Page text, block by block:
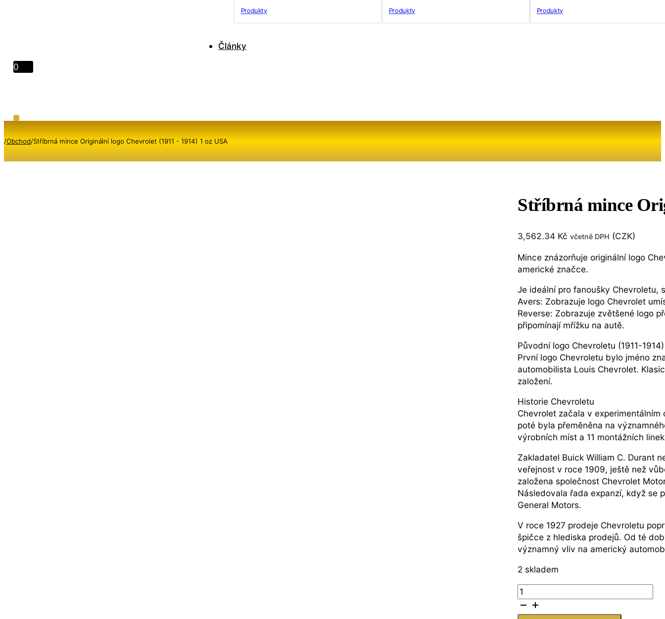
Produkty Produkty Produkty
Články
0
/Obchod/Stříbrná mince Originální logo Chevrolet (1911 - 1914) 1 oz USA
Stříbrná mince
3,562.34 Kč včetně DPH (CZK)
Mince znázorňuje originální logo
americké značce.
Je ideální pro fanoušky Chevroletu,
Avers: Zobrazuje logo Chevrolet
Reverse: Zobrazuje zvětšené logo
připomínají mřížku na autě.
Původní logo Chevroletu (1911-1914)
První logo Chevroletu bylo jméno
automobilista Louis Chevrolet.
založení.
Historie Chevroletu
Chevrolet začala v
poté byla přeměněna na
výrobních míst a 11 montážních
Zakladatel Buick William C. Durant
veřejnost v roce 1909, ještě než
založena společnost Chevrolet
Následovala řada expanzí, když se
General Motors.
V roce 1927 prodeje Chevroletu
špičce z hlediska prodejů. Od té
významný vliv na americký
2 skladem
Stříbrná
mince
Originální